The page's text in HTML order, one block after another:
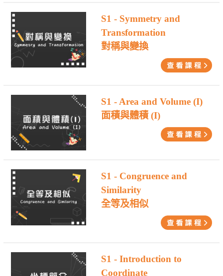
S1 - Symmetry and
Transformation
對稱與變換
S1 - Area and Volume (I)
面積與體積 (I)
S1 - Congruence and
Similarity
全等及相似
S1 - Introduction to
Coordinate